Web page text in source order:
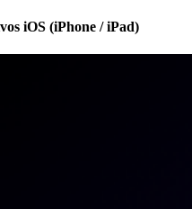
iOS (iPhone / iPad)